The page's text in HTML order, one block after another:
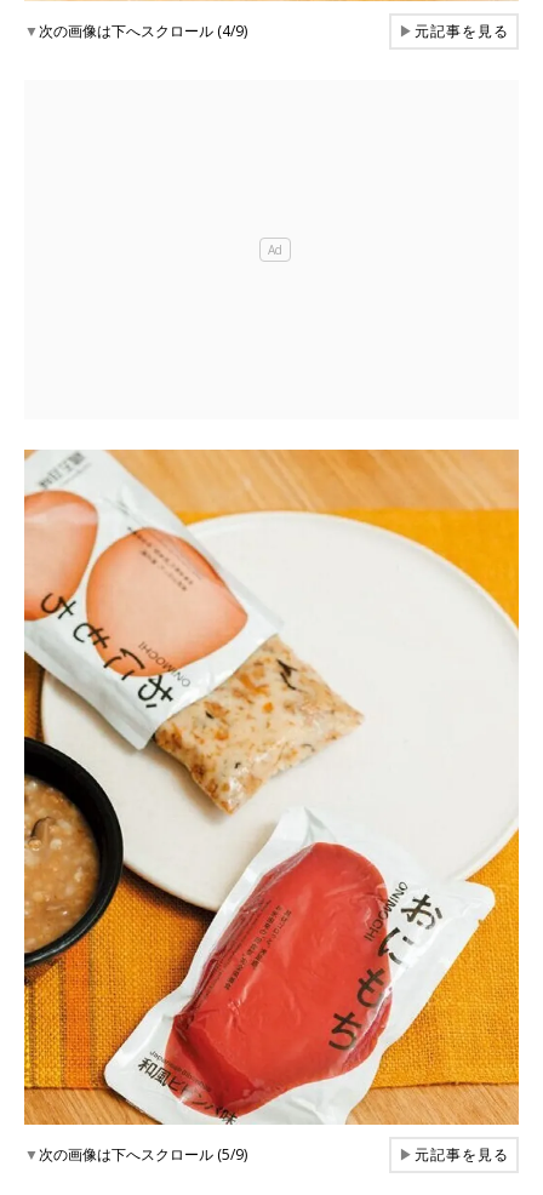
▼次の画像は下へスクロール (4/9) ▶元記事を見る
▼次の画像は下へスクロール (5/9) ▶元記事を見る